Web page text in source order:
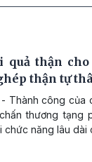
quả thận
thận tự
Thành công của
thương tạng
chức năng lâu dài